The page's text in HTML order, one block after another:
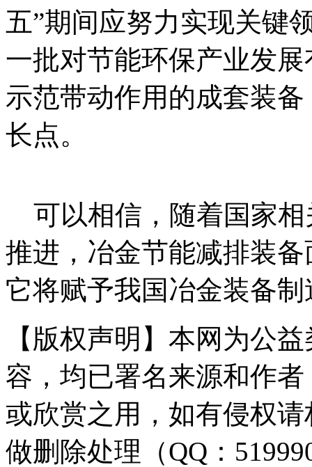
五”期间应努力实现关键
一批对节能环保产业发
示范带动作用的成套装
长点。
可以相信，随着国家相
推进，冶金节能减排装
它将赋予我国冶金装备
【版权声明】本网为公
容，均已署名来源和作
或欣赏之用，如有侵权
做删除处理（QQ：